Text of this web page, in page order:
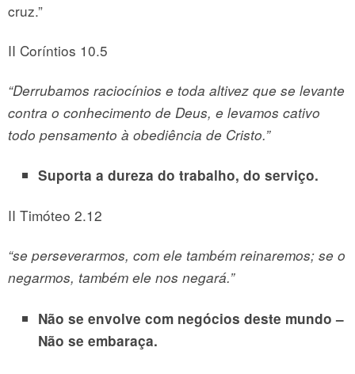
cruz.”
II Coríntios 10.5
“Derrubamos raciocínios e toda altivez que se levante
contra o conhecimento de Deus, e levamos cativo
todo pensamento à obediência de Cristo.”
Suporta a dureza do trabalho, do serviço.
II Timóteo 2.12
“se perseverarmos, com ele também reinaremos; se o
negarmos, também ele nos negará.”
Não se envolve com negócios deste mundo –
Não se embaraça.